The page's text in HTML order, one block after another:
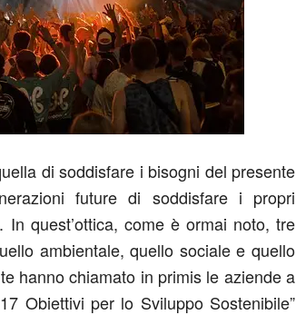
di soddisfare i bisogni del presente
future di soddisfare i propri
quest’ottica, come è ormai noto, tre
ambientale, quello sociale e quello
hanno chiamato in primis le aziende a
Obiettivi per lo Sviluppo Sostenibile”